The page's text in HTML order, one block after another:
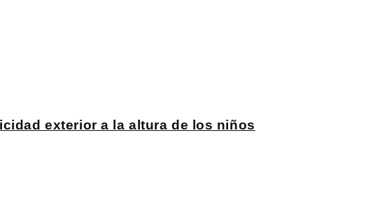
exterior a la altura de los niños